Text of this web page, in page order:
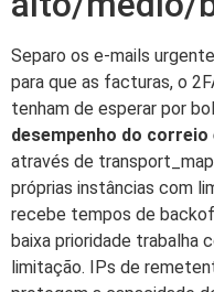
Separo os e-mails
para que as facturas, o
tenham de esperar por
desempenho do
através de
próprias instâncias com
recebe tempos de
baixa prioridade trabalha
limitação. IPs de